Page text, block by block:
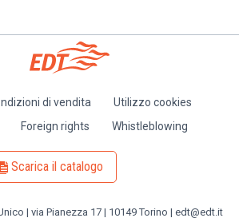
di vendita
Utilizzo cookies
Foreign rights Whistleblowing
Scarica il catalogo
| via Pianezza 17 | 10149 Torino | edt@edt.it